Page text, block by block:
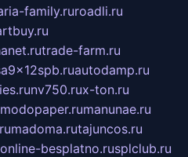
family.ruroadli.ru
trade-farm.ru
autodamp.ru
nv750.rux-ton.ru
modopaper.rumanunae.ru
madoma.rutajuncos.ru
besplatno.rusplclub.ru